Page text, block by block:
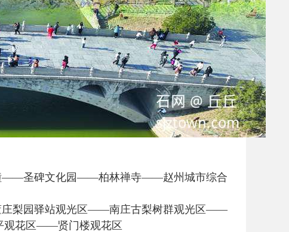
——圣碑文化园——柏林禅寺——赵州城市综合
梨园驿站观光区——南庄古梨树群观光区——
花区——贤门楼观花区